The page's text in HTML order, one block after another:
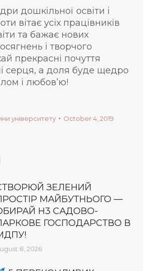
дошкільної освіти і
вітає усіх працівників
та бажає нових
і творчого
прекрасні почуття
серця, а доля буде щедро
і любов’ю!
університету October 4, 2019
ЗЕЛЕНИЙ
МАЙБУТНЬОГО —
Н3 САДОВО-
ГОСПОДАРСТВО В
8, 2026